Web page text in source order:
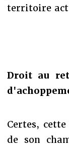
territoire
Droit au
Certes,
de son